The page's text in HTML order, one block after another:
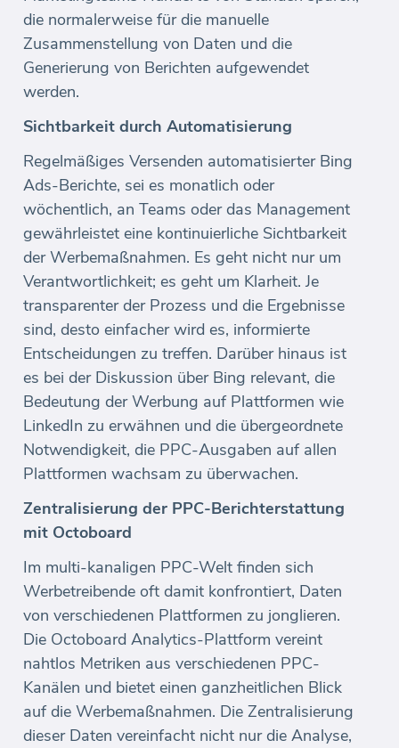
die normalerweise für die manuelle
Zusammenstellung von Daten und die
Generierung von Berichten aufgewendet
werden.
Sichtbarkeit durch Automatisierung
Regelmäßiges Versenden automatisierter Bing
Ads-Berichte, sei es monatlich oder
wöchentlich, an Teams oder das Management
gewährleistet eine kontinuierliche Sichtbarkeit
der Werbemaßnahmen. Es geht nicht nur um
Verantwortlichkeit; es geht um Klarheit. Je
transparenter der Prozess und die Ergebnisse
sind, desto einfacher wird es, informierte
Entscheidungen zu treffen. Darüber hinaus ist
es bei der Diskussion über Bing relevant, die
Bedeutung der Werbung auf Plattformen wie
LinkedIn zu erwähnen und die übergeordnete
Notwendigkeit, die PPC-Ausgaben auf allen
Plattformen wachsam zu überwachen.
Zentralisierung der PPC-Berichterstattung
mit Octoboard
Im multi-kanaligen PPC-Welt finden sich
Werbetreibende oft damit konfrontiert, Daten
von verschiedenen Plattformen zu jonglieren.
Die Octoboard Analytics-Plattform vereint
nahtlos Metriken aus verschiedenen PPC-
Kanälen und bietet einen ganzheitlichen Blick
auf die Werbemaßnahmen. Die Zentralisierung
dieser Daten vereinfacht nicht nur die Analyse,